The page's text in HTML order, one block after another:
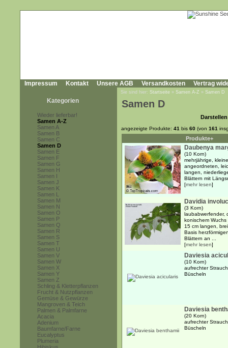
Impressum Kontakt Unsere AGB Versandkosten Vertrag
Kategorien
Wieder lieferbar!
Samen A-Z
Samen A
Samen B
Samen C
Samen D
Samen E
Samen F
Samen G
Samen H
Samen I
Samen J
Samen K
Samen L
Samen M
Samen N
Samen O
Samen P
Samen Q
Samen R
Samen S
Samen T
Samen U
Samen V
Samen W
Samen X
Samen Y
Samen Z
Schling & Kletterpflanzen
Frucht & Nutzpflanzen
Gemüse & Gewürze
Mangroven & Teich
Palmen & Palmfarne
Acacia
Adenium
Baumfarne/Farne
Eucalyptus
Plumeria
Sie sind hier: Startseite » Samen A-Z » Samen D
Samen D
angezeigte Produkte: 41 bis 60 (von 161
Produkte+
Daubenya
(10 Korn)
mehrjährige,
angeordneten,
langen,
Blättern mit
[mehr lesen]
Davidia
(3 Korn)
laubabwerfender,
konischem
15 cm langen,
Basis
Blättern an ...
[mehr lesen]
Daviesia
(10 Korn)
aufrechter
Büscheln
Daviesia
(20 Korn)
aufrechter
Büscheln